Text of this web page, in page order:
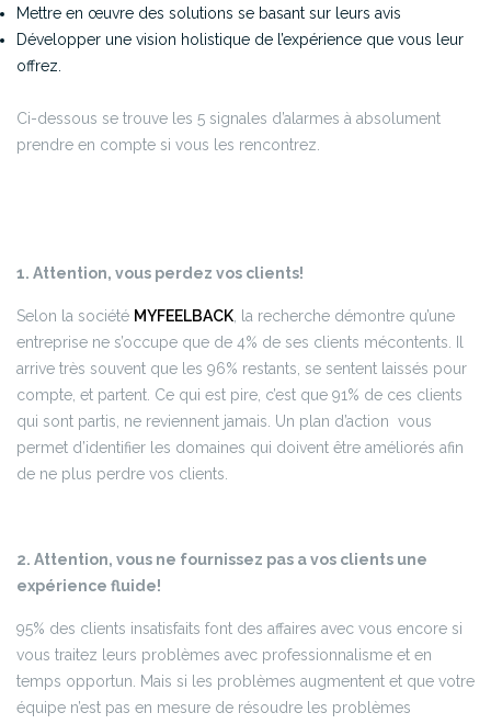
Mettre en œuvre des solutions se basant sur leurs avis
Développer une vision holistique de l’expérience que vous leur
offrez.
Ci-dessous se trouve les 5 signales d’alarmes à absolument
prendre en compte si vous les rencontrez.
1. Attention, vous perdez vos clients!
Selon la société MYFEELBACK, la recherche démontre qu’une
entreprise ne s’occupe que de 4% de ses clients mécontents. Il
arrive très souvent que les 96% restants, se sentent laissés pour
compte, et partent. Ce qui est pire, c’est que 91% de ces clients
qui sont partis, ne reviennent jamais. Un plan d’action vous
permet d’identifier les domaines qui doivent être améliorés afin
de ne plus perdre vos clients.
2. Attention, vous ne fournissez pas a vos clients une
expérience fluide!
95% des clients insatisfaits font des affaires avec vous encore si
vous traitez leurs problèmes avec professionnalisme et en
temps opportun. Mais si les problèmes augmentent et que votre
équipe n’est pas en mesure de résoudre les problèmes